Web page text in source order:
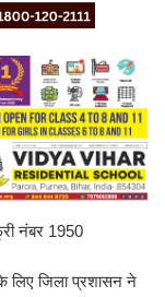
नंबर 1950
लिए जिला प्रशासन ने